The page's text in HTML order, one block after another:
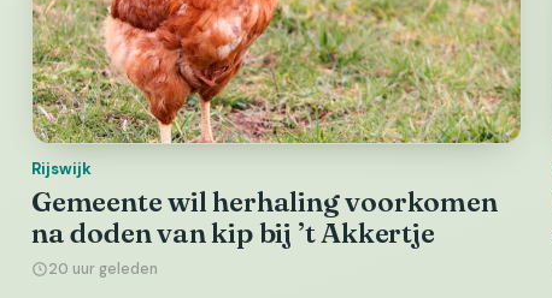
Rijswijk
Gemeente wil herhaling voorkomen
na doden van kip bij ’t Akkertje
20 uur geleden